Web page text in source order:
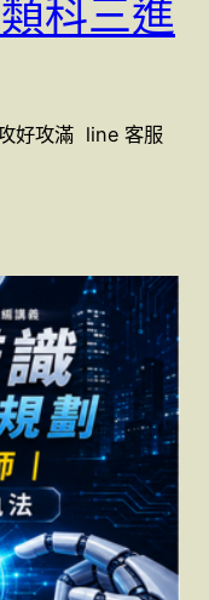
科三進
好攻滿 line 客服